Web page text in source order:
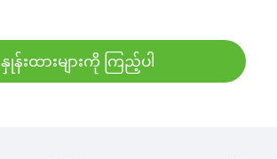
နှုန်းထားများကို ကြည့်ပါ